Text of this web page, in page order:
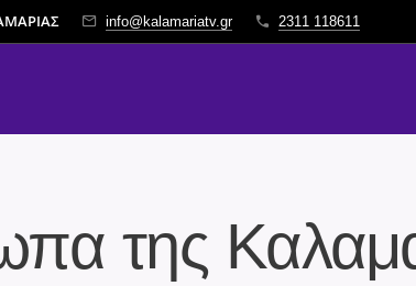
info@kalamariatv.gr 2311 118611
της